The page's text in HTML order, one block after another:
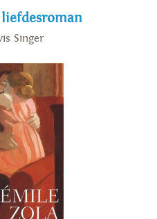
Singer